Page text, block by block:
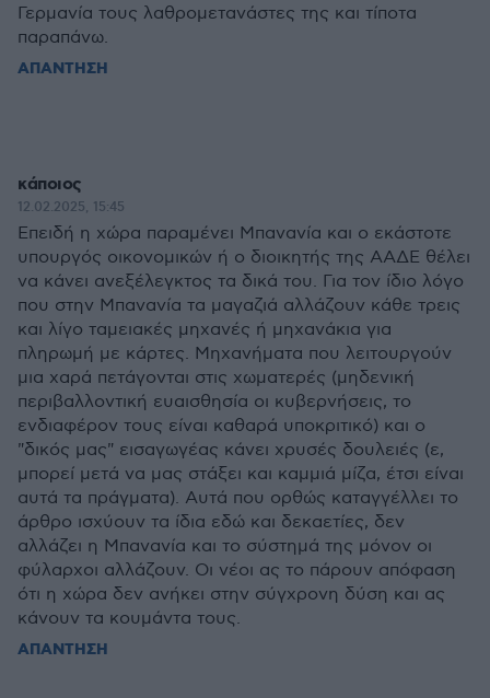
Γερμανία τους λαθρομετανάστες της και τίποτα
παραπάνω.
ΑΠΑΝΤΗΣΗ
κάποιος
12.02.2025, 15:45
Επειδή η χώρα παραμένει Μπανανία και ο εκάστοτε
υπουργός οικονομικών ή ο διοικητής της ΑΑΔΕ θέλει
να κάνει ανεξέλεγκτος τα δικά του. Για τον ίδιο λόγο
που στην Μπανανία τα μαγαζιά αλλάζουν κάθε τρεις
και λίγο ταμειακές μηχανές ή μηχανάκια για
πληρωμή με κάρτες. Μηχανήματα που λειτουργούν
μια χαρά πετάγονται στις χωματερές (μηδενική
περιβαλλοντική ευαισθησία οι κυβερνήσεις, το
ενδιαφέρον τους είναι καθαρά υποκριτικό) και ο
"δικός μας" εισαγωγέας κάνει χρυσές δουλειές (ε,
μπορεί μετά να μας στάξει και καμμιά μίζα, έτσι είναι
αυτά τα πράγματα). Αυτά που ορθώς καταγγέλλει το
άρθρο ισχύουν τα ίδια εδώ και δεκαετίες, δεν
αλλάζει η Μπανανία και το σύστημά της μόνον οι
φύλαρχοι αλλάζουν. Οι νέοι ας το πάρουν απόφαση
ότι η χώρα δεν ανήκει στην σύγχρονη δύση και ας
κάνουν τα κουμάντα τους.
ΑΠΑΝΤΗΣΗ